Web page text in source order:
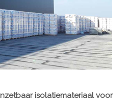
isolatiemateriaal voor